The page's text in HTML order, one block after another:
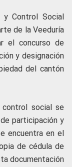
y Control Social
de la Veeduría
el concurso de
y designación
del cantón
social se
participación y
encuentra en el
de cédula de
documentación